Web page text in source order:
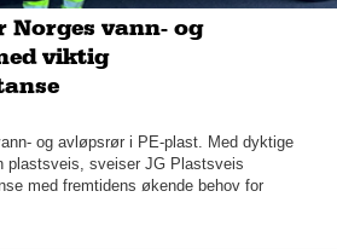
Norges vann- og
viktig
og avløpsrør i PE-plast. Med dyktige
plastsveis, sveiser JG Plastsveis
med fremtidens økende behov for